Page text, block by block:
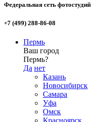
Федеральная сеть фотостудий
+7 (499) 288-86-08
Пермь
Ваш город
Пермь?
Да нет
Казань
Новосибирск
Самара
Уфа
Омск